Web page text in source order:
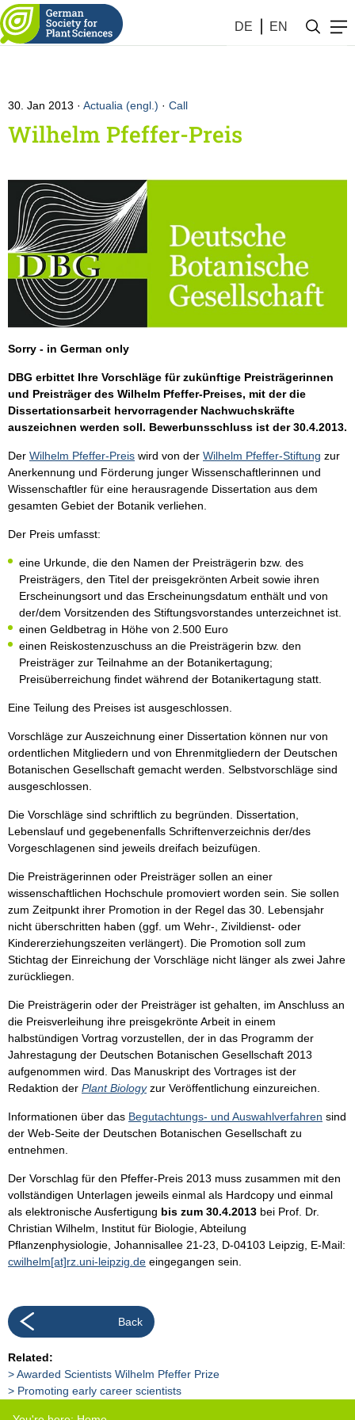
DE EN
30. Jan 2013 Actualia (engl.) · Call
Wilhelm Pfeffer-Preis
Sorry - in German only
DBG erbittet Ihre Vorschläge für zukünftige Preisträgerinnen
und Preisträger des Wilhelm Pfeffer-Preises, mit der die
Dissertationsarbeit hervorragender Nachwuchskräfte
auszeichnen werden soll. Bewerbunsschluss ist der30.4.2013.
Der Wilhelm Pfeffer-Preis wird von der Wilhelm Pfeffer-Stiftung zur
Anerkennung und Förderung junger Wissenschaftlerinnen und
Wissenschaftler für eine herausragende Dissertation aus dem
gesamten Gebiet der Botanik verliehen.
Der Preis umfasst:
eine Urkunde, die den Namen der Preisträgerin bzw. des
Preisträgers, den Titel der preisgekrönten Arbeit sowie ihren
Erscheinungsort und das Erscheinungsdatum enthält und von
der/dem Vorsitzenden des Stiftungsvorstandes unterzeichnet ist.
einen Geldbetrag in Höhe von 2.500 Euro
einen Reiskostenzuschuss an die Preisträgerin bzw. den
Preisträger zur Teilnahme an der Botanikertagung;
Preisüberreichung findet während der Botanikertagung statt.
Eine Teilung des Preises ist ausgeschlossen.
Vorschläge zur Auszeichnung einer Dissertation können nur von
ordentlichen Mitgliedern und von Ehrenmitgliedern der Deutschen
Botanischen Gesellschaft gemacht werden. Selbstvorschläge sind
ausgeschlossen.
Die Vorschläge sind schriftlich zu begründen. Dissertation,
Lebenslauf und gegebenenfalls Schriftenverzeichnis der/des
Vorgeschlagenen sind jeweils dreifach beizufügen.
Die Preisträgerinnen oder Preisträger sollen an einer
wissenschaftlichen Hochschule promoviert worden sein. Sie sollen
zum Zeitpunkt ihrer Promotion in der Regel das 30. Lebensjahr
nicht überschritten haben (ggf. um Wehr-, Zivildienst- oder
Kindererziehungszeiten verlängert). Die Promotion soll zum
Stichtag der Einreichung der Vorschläge nicht länger als zwei Jahre
zurückliegen.
Die Preisträgerin oder der Preisträger ist gehalten, im Anschluss an
die Preisverleihung ihre preisgekrönte Arbeit in einem
halbstündigen Vortrag vorzustellen, der in das Programm der
Jahrestagung der Deutschen Botanischen Gesellschaft 2013
aufgenommen wird. Das Manuskript des Vortrages ist der
Redaktion der Plant Biologyzur Veröffentlichung einzureichen.
Informationen über das Begutachtungs- und Auswahlverfahren sind
der Web-Seite der Deutschen Botanischen Gesellschaft zu
entnehmen.
Der Vorschlag für den Pfeffer-Preis 2013 muss zusammen mit den
vollständigen Unterlagen jeweils einmal als Hardcopy und einmal
als elektronische Ausfertigung bis zum 30.4.2013 bei Prof. Dr.
Christian Wilhelm, Institut für Biologie, Abteilung
Pflanzenphysiologie, Johannisallee 21-23, D-04103 Leipzig, E-Mail:
cwilhelm[at]rz.uni-leipzig.de eingegangen sein.
Back
Related:
Awarded Scientists Wilhelm Pfeffer Prize
Promoting early career scientists